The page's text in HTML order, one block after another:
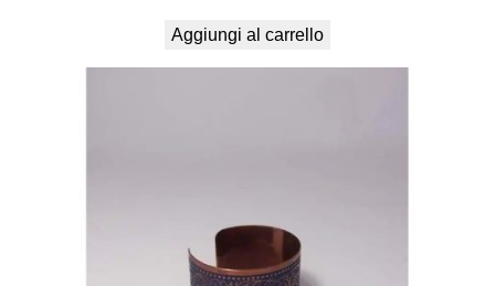
Aggiungi al carrello